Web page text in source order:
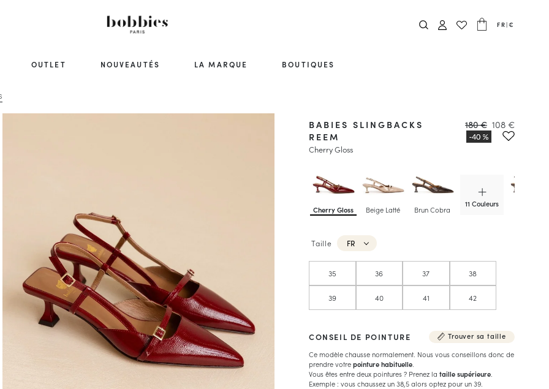
FR|€
OUTLET NOUVEAUTÉS LA MARQUE BOUTIQUES
Cherry Gloss Beige Latté Brun Cobra
11 Couleurs
BABIES SLINGBACKS
REEM
Cherry Gloss
180 € 108 €
Taille FR
35 36 37 38
39 40 41 42
CONSEIL DE POINTURE
Trouver sa taille
Ce modèle chausse normalement. Nous vous conseillons donc de
prendre votrepointure habituelle
Vous êtes entre deux pointures ? Prenez la taille supérieure
Exemple : vous chaussez un 38,5 alors optez pour un 39.